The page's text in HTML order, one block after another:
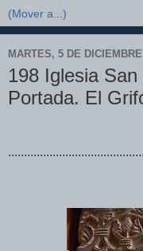
MARTES, 5 DE
198 Iglesia
Portada. El